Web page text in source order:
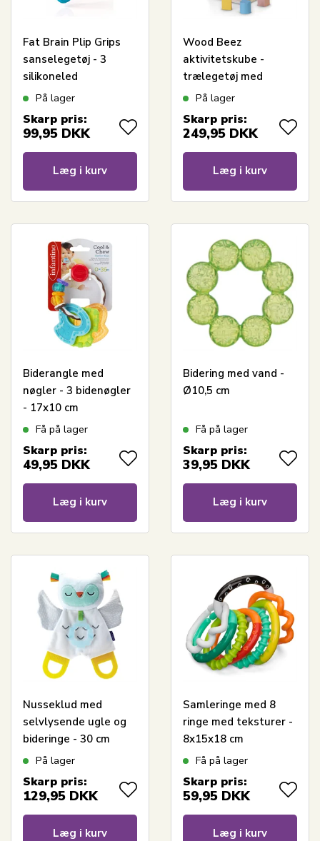
Fat Brain Plip Grips
sanselegetøj - 3
silikoneled
På lager
Skarp pris:
99,95 DKK
Læg i kurv
Wood Beez
aktivitetskube -
trælegetøj med
kuglelabyrint - fra 18
På lager
Skarp pris:
249,95 DKK
Læg i kurv
Biderangle med
nøgler - 3 bidenøgler
- 17x10 cm
Få på lager
Skarp pris:
49,95 DKK
Læg i kurv
Bidering med vand -
Ø10,5 cm
Få på lager
Skarp pris:
39,95 DKK
Læg i kurv
Nusseklud med
selvlysende ugle og
bideringe - 30 cm
På lager
Skarp pris:
129,95 DKK
Læg i kurv
Samleringe med 8
ringe med teksturer -
8x15x18 cm
Få på lager
Skarp pris:
59,95 DKK
Læg i kurv